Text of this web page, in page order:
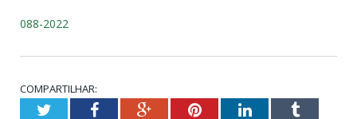
088-2022
COMPARTILHAR:
TwitterFacebookGoogle+PinterestLinkedInTumblr